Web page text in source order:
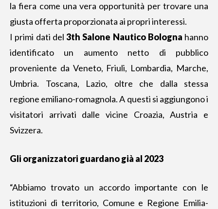
la fiera come una vera opportunità per trovare una
giusta offerta proporzionata ai propri interessi.
I primi dati del 3th Salone Nautico Bologna hanno
identificato un aumento netto di pubblico
proveniente da Veneto, Friuli, Lombardia, Marche,
Umbria. Toscana, Lazio, oltre che dalla stessa
regione emiliano-romagnola. A questi si aggiungono i
visitatori arrivati dalle vicine Croazia, Austria e
Svizzera.
Gli organizzatori guardano già al 2023
“Abbiamo trovato un accordo importante con le
istituzioni di territorio, Comune e Regione Emilia-